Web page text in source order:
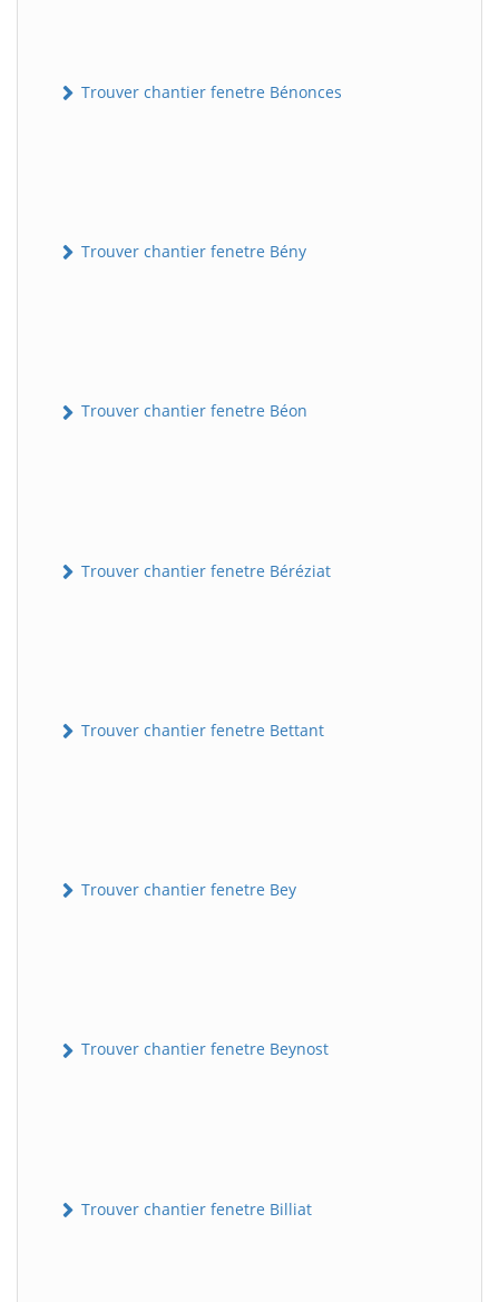
Trouver chantier fenetre Bénonces
Trouver chantier fenetre Bény
Trouver chantier fenetre Béon
Trouver chantier fenetre Béréziat
Trouver chantier fenetre Bettant
Trouver chantier fenetre Bey
Trouver chantier fenetre Beynost
Trouver chantier fenetre Billiat